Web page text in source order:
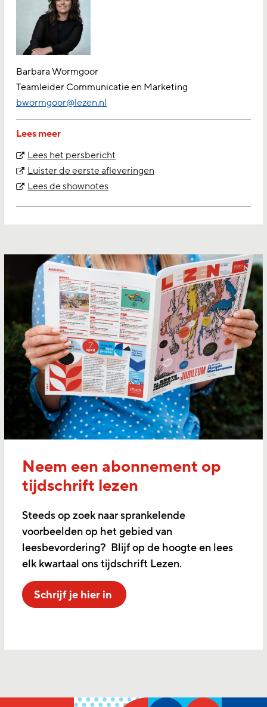
Barbara Wormgoor
Teamleider Communicatie en Marketing
bwormgoor@lezen.nl
Lees meer
Lees het persbericht
Luister de eerste afleveringen
Lees de shownotes
Neem een abonnement op
tijdschrift lezen
Steeds op zoek naar sprankelende
voorbeelden op het gebied van
leesbevordering? Blijf op de hoogte en lees
elk kwartaal ons tijdschrift Lezen.
Schrijf je hier in